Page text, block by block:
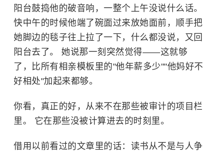
阳台鼓捣他的破音响，一整个上午没说什么话。
快中午的时候他端了碗面过来放她面前，顺手把
她脚边的毯子往上拉了一下，什么都没说，又回
阳台去了。 她说那一刻突然觉得——这就够
了，比所有相亲模板里的"他年薪多少""他妈好不
好相处"加起来都够。
你看，真正的好，从来不在那些被审计的项目栏
里。 它在那些没被计算进去的时刻里。
借用以前看过的文章里的话：读书从不是与人争